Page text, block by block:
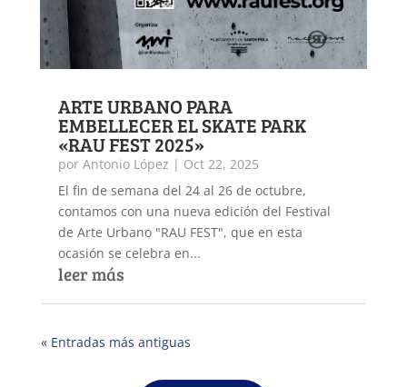
ARTE URBANO PARA
EMBELLECER EL SKATE PARK
«RAU FEST 2025»
por Antonio López | Oct 22, 2025
El fin de semana del 24 al 26 de octubre,
contamos con una nueva edición del Festival
de Arte Urbano "RAU FEST", que en esta
ocasión se celebra en...
leer más
« Entradas más antiguas